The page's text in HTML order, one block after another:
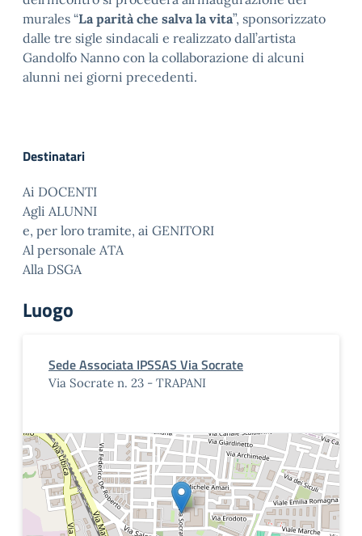
murales “La parità che salva la vita”, sponsorizzato
dalle tre sigle sindacali e realizzato dall’artista
Gandolfo Nanno con la collaborazione di alcuni
alunni nei giorni precedenti.
Destinatari
Ai DOCENTI
Agli ALUNNI
e, per loro tramite, ai GENITORI
Al personale ATA
Alla DSGA
Luogo
Sede Associata IPSSAS Via Socrate
Via Socrate n. 23 - TRAPANI